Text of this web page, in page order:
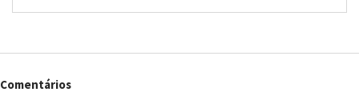
Comentários